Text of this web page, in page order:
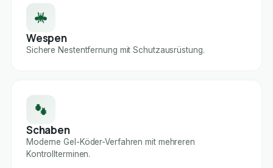
Wespen
Sichere Nestentfernung mit Schutzausrüstung.
Schaben
Moderne Gel-Köder-Verfahren mit mehreren
Kontrollterminen.